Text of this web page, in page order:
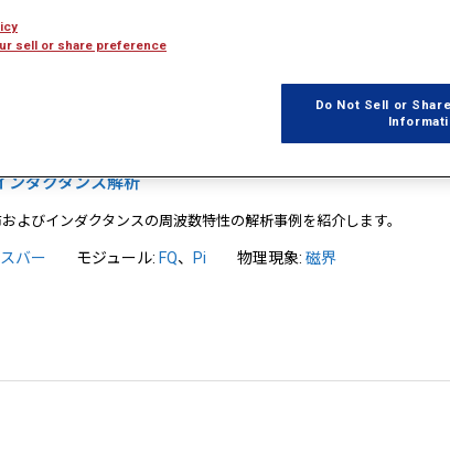
ンダクタンス解析
よびインダクタンスの周波数特性の解析事例を紹介します。
バー モジュール:FQ、Pi 物理現象: 磁界
sell or share preference
Do Not Sell or